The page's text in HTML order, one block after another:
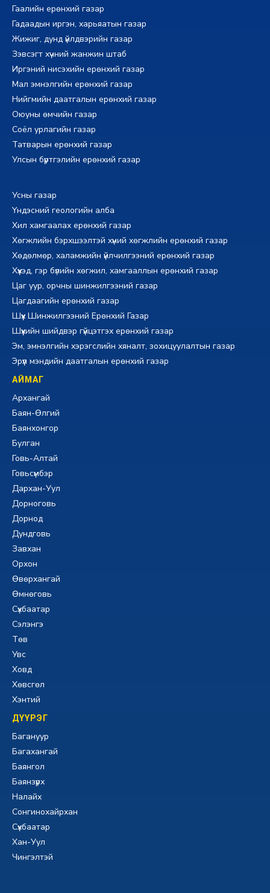
Гаалийн ерөнхий газар
Гадаадын иргэн, харьяатын газар
Жижиг, дунд үйлдвэрийн газар
Зэвсэгт хүчний жанжин штаб
Иргэний нисэхийн ерөнхий газар
Мал эмнэлгийн ерөнхий газар
Нийгмийн даатгалын ерөнхий газар
Оюуны өмчийн газар
Соёл урлагийн газар
Татварын ерөнхий газар
Улсын бүртгэлийн ерөнхий газар
Усны газар
Үндэсний геологийн алба
Хил хамгаалах ерөнхий газар
Хөгжлийн бэрхшээлтэй хүний хөгжлийн ерөнхий газар
Хөдөлмөр, халамжийн үйлчилгээний ерөнхий газар
Хүүхэд, гэр бүлийн хөгжил, хамгааллын ерөнхий газар
Цаг уур, орчны шинжилгээний газар
Цагдаагийн ерөнхий газар
Шүүх Шинжилгээний Ерөнхий Газар
Шүүхийн шийдвэр гүйцэтгэх ерөнхий газар
Эм, эмнэлгийн хэрэгслийн хяналт, зохицуулалтын газар
Эрүүл мэндийн даатгалын ерөнхий газар
АЙМАГ
Архангай
Баян-Өлгий
Баянхонгор
Булган
Говь-Алтай
Говьсүмбэр
Дархан-Уул
Дорноговь
Дорнод
Дундговь
Завхан
Орхон
Өвөрхангай
Өмнөговь
Сүхбаатар
Сэлэнгэ
Төв
Увс
Ховд
Хөвсгөл
Хэнтий
ДҮҮРЭГ
Багануур
Багахангай
Баянгол
Баянзүрх
Налайх
Сонгинохайрхан
Сүхбаатар
Хан-Уул
Чингэлтэй